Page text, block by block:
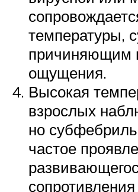
температуры,
причиняющим
ощущения.
Высокая
взрослых
но
частое
сопротивления